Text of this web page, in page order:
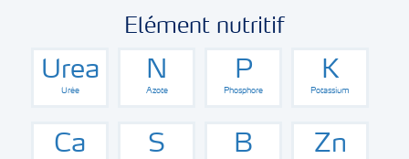
Elément nutritif
Urea
Urée
N
Azote
P
Phosphore
K
Potassium
Ca S B Zn